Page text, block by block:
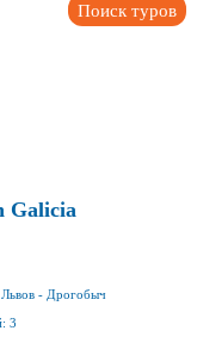
Поиск туров
Galicia
Львов - Дрогобыч
3